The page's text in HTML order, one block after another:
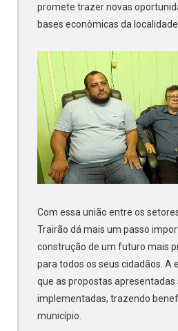
promete trazer novas
bases econômicas da localidade.
Com essa união entre os
Trairão dá mais um passo
construção de um futuro mais
para todos os seus cidadãos. A
que as propostas
implementadas, trazendo
município.